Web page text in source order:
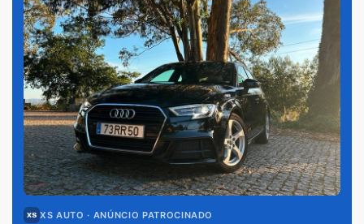
XS AUTO · ANÚNCIO PATROCINADO